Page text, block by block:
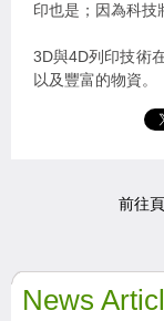
印也是；因為科技
3D與4D列印技術
以及豐富的物資。
前往
News